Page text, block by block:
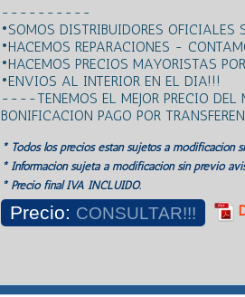
----------
•SOMOS DISTRIBUIDORES OFICIALES
•HACEMOS REPARACIONES -
•HACEMOS PRECIOS MAYORISTAS
•ENVIOS AL INTERIOR EN EL DIA!!!
----TENEMOS EL MEJOR PRECIO
BONIFICACION PAGO POR
* Todos los precios estan sujetos a modificación
* Información sujeta a modificación sin previo
* Precio final IVA INCLUIDO.
Precio: CONSULTAR!!!